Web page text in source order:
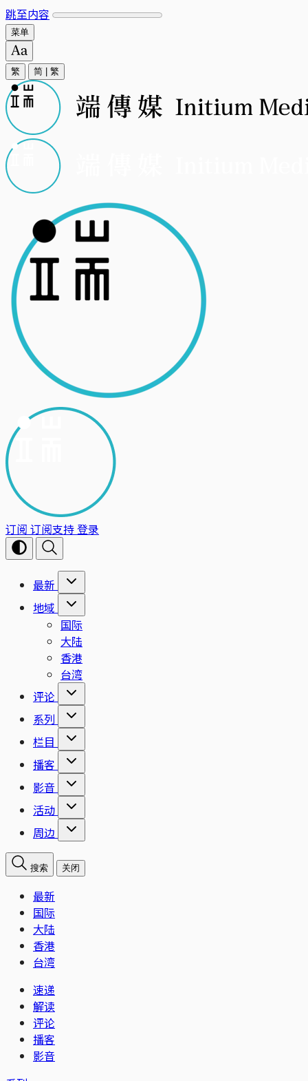
跳至内容
菜单
繁 简 繁
订阅 订阅支持登录
最新
地域
国际
大陆
香港
台湾
评论
系列
栏目
播客
影音
活动
周边
搜索 关闭
最新
国际
大陆
香港
台湾
速递
解读
评论
播客
影音